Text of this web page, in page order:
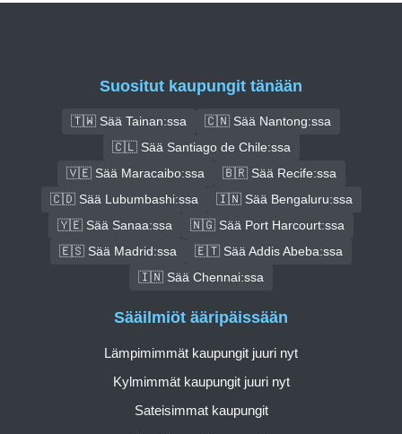
Suositut kaupungit tänään
🇹🇼 Sää Tainan:ssa
🇨🇳 Sää Nantong:ssa
🇨🇱 Sää Santiago de Chile:ssa
🇻🇪 Sää Maracaibo:ssa
🇧🇷 Sää Recife:ssa
🇨🇩 Sää Lubumbashi:ssa
🇮🇳 Sää Bengaluru:ssa
🇾🇪 Sää Sanaa:ssa
🇳🇬 Sää Port Harcourt:ssa
🇪🇸 Sää Madrid:ssa
🇪🇹 Sää Addis Abeba:ssa
🇮🇳 Sää Chennai:ssa
Sääilmiöt ääripäissään
Lämpimimmät kaupungit juuri nyt
Kylmimmät kaupungit juuri nyt
Sateisimmat kaupungit